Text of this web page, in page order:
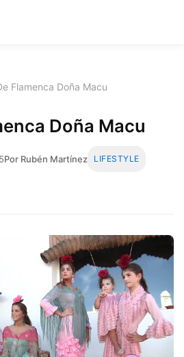
Flamenca Doña Macu
Doña Macu
Por Rubén Martínez LIFESTYLE